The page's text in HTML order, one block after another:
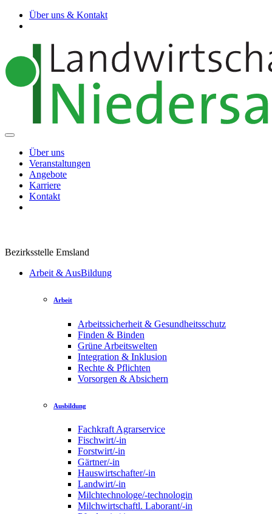
Über uns & Kontakt
Über uns
Veranstaltungen
Angebote
Karriere
Kontakt
Bezirksstelle Emsland
Arbeit & AusBildung
Arbeit
Arbeitssicherheit & Gesundheitsschutz
Finden & Binden
Grüne Arbeitswelten
Integration & Inklusion
Rechte & Pflichten
Vorsorgen & Absichern
Ausbildung
Fachkraft Agrarservice
Fischwirt/-in
Forstwirt/-in
Gärtner/-in
Hauswirtschafter/-in
Landwirt/-in
Milchtechnologe/-technologin
Milchwirtschaftl. Laborant/-in